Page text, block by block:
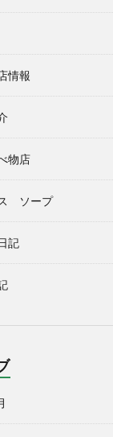
情報
物店
ソープ
記